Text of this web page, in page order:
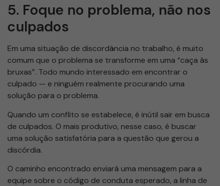
5. Foque no problema, não nos
culpados
Em uma situação de discordância no trabalho, é muito
comum que o problema se transforme em uma “caça às
bruxas”. Todo mundo interessado em encontrar o
culpado — e ninguém realmente procurando uma
solução para o problema.
Quando um conflito se estabelece, é inútil sair em busca
de culpados. O mais produtivo, nesse caso, é buscar
uma solução satisfatória para a questão que gerou a
discórdia.
O caminho encontrado enviará uma mensagem para a
equipe sobre o código de conduta esperado, a linha de